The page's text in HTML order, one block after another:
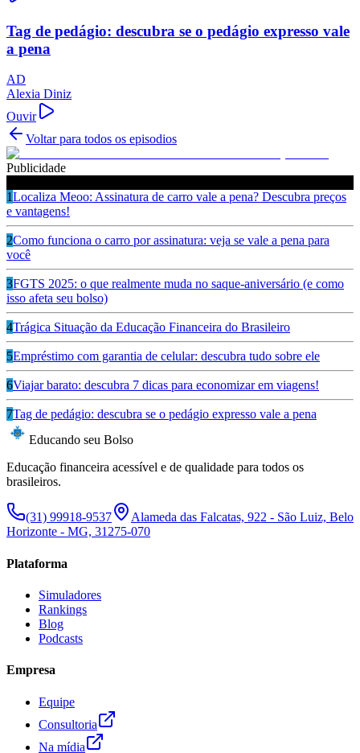
Tag de pedágio: descubra se o pedágio expresso vale
a pena
AD
Alexia Diniz
Ouvir
Voltar para todos os episodios
Publicidade
1Localiza Meoo: Assinatura de carro vale a pena? Descubra preços
e vantagens!
2Como funciona o carro por assinatura: veja se vale a pena para
você
3FGTS 2025: o que realmente muda no saque-aniversário (e como
isso afeta seu bolso)
4Trágica Situação da Educação Financeira do Brasileiro
5Empréstimo com garantia de celular: descubra tudo sobre ele
6Viajar barato: descubra 7 dicas para economizar em viagens!
7Tag de pedágio: descubra se o pedágio expresso vale a pena
Educando seu Bolso
Educação financeira acessível e de qualidade para todos os
brasileiros.
(31) 99918-9537
Alameda das Falcatas, 922 - São Luiz, Belo
Horizonte - MG, 31275-070
Plataforma
Simuladores
Rankings
Blog
Podcasts
Empresa
Equipe
Consultoria
Na mídia